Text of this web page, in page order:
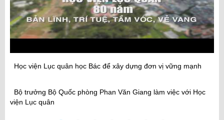
Học viện Lục quân học Bác để xây dựng đơn vị vững mạnh
Bộ trưởng Bộ Quốc phòng Phan Văn Giang làm việc với Học
viện Lục quân